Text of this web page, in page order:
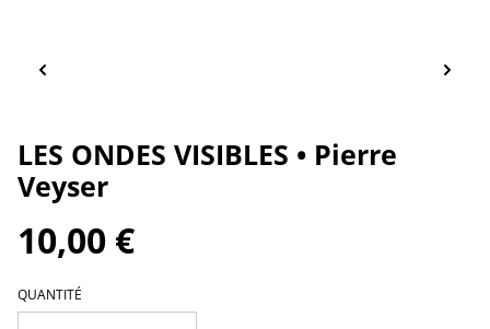
LES ONDES VISIBLES • Pierre
Veyser
10,00 €
QUANTITÉ